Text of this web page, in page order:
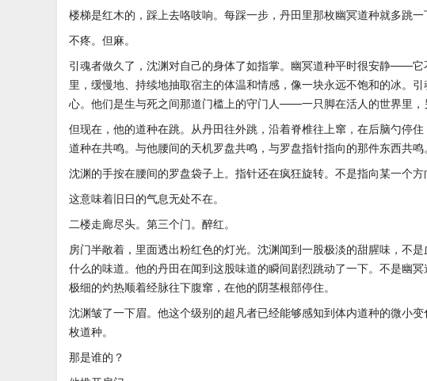
楼梯是红木的，踩上去咯吱响。每踩一步，丹田里那枚幽冥道种就多跳一
不疼。但麻。
引魂者做久了，沈渊对自己的身体了如指掌。幽冥道种平时很安静——
里，缓慢地、持续地抽取宿主的体温和情感，像一块永远不饱和的冰。
心。他们是生与死之间那道门槛上的守门人——一只脚在活人的世界里，
但现在，他的道种在跳。从丹田往外跳，沿着脊椎往上窜，在后脑勺停
道种在共鸣。与他腰间的天机罗盘共鸣，与罗盘指针指向的那件东西共鸣
沈渊的手按在腰间的罗盘袋子上。指针还在疯狂旋转。不是指向某一个方
这意味着旧日的气息无处不在。
二楼走廊尽头。第三个门。醉红。
房门半敞着，里面透出粉红色的灯光。沈渊闻到一股极淡的甜腥味，不
什么的味道。他的丹田在闻到这股味道的瞬间剧烈跳动了一下。不是
极细的灼热顺着经脉往下腹窜，在他的阴茎根部停住。
沈渊皱了一下眉。他这个级别的超凡者已经能够感知到体内道种的微小
枚道种。
那是谁的？